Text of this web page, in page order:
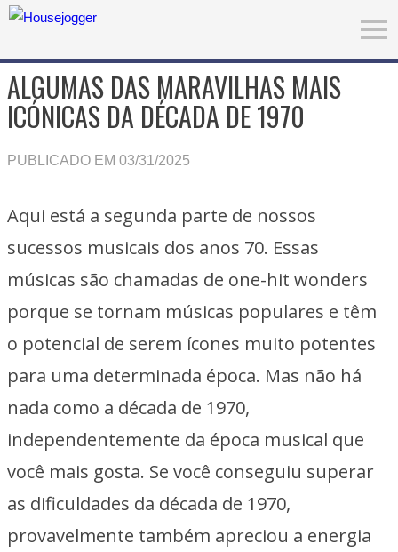
ALGUMAS DAS MARAVILHAS MAIS
ICÓNICAS DA DÉCADA DE 1970
PUBLICADO EM 03/31/2025
Aqui está a segunda parte de nossos
sucessos musicais dos anos 70. Essas
músicas são chamadas de one-hit wonders
porque se tornam músicas populares e têm
o potencial de serem ícones muito potentes
para uma determinada época. Mas não há
nada como a década de 1970,
independentemente da época musical que
você mais gosta. Se você conseguiu superar
as dificuldades da década de 1970,
provavelmente também apreciou a energia